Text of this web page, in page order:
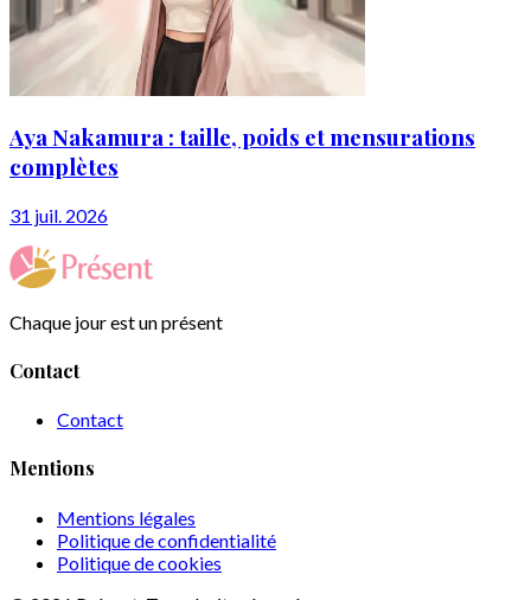
Aya Nakamura : taille, poids et mensurations
complètes
31 juil. 2026
Chaque jour est un présent
Contact
Contact
Mentions
Mentions légales
Politique de confidentialité
Politique de cookies